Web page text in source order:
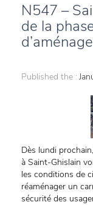
N547 –
de la
Published the :
Dès lundi
à Saint-Ghislain
les conditions de
réaménager un
sécurité des